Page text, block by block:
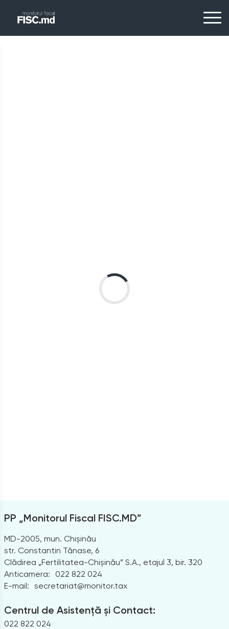
PP „Monitorul Fiscal FISC.MD”
MD-2005, mun. Chișinău
str. Constantin Tănase, 6
Clădirea „Fertilitatea-Chișinău” S.A., etajul 3, bir. 320
Anticamera:
022 822 024
E-mail: secretariat@monitor.tax
Centrul de Asistență și Contact:
022 822 024